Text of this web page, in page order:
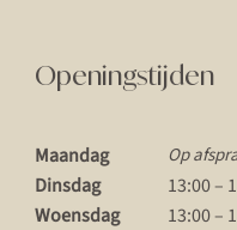
Openingstijden
Maandag Op
Dinsdag
13:00 –
Woensdag
13:00 –